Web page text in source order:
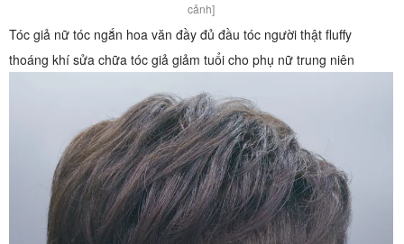
cảnh]
Tóc giả nữ tóc ngắn hoa văn đầy đủ đầu tóc người thật fluffy
thoáng khí sửa chữa tóc giả giảm tuổi cho phụ nữ trung niên